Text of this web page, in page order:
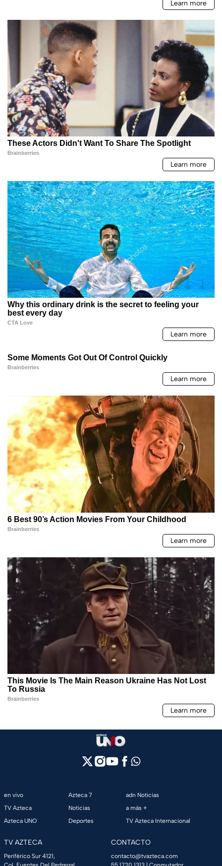
en vivo
TV Azteca
Azteca UNO
Azteca 7
Noticias
Deportes
adn Noticias
a más +
TV Azteca Internacional
TV AZTECA
Periférico Sur 4121,
CONTACTO
contacto@tvazteca.com